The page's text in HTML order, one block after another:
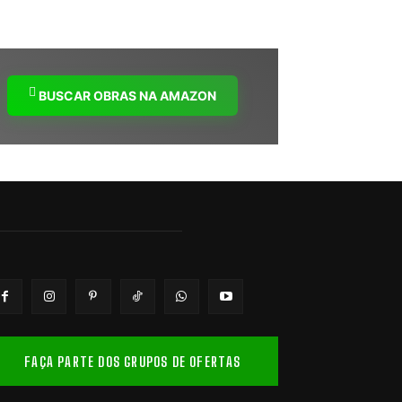
BUSCAR OBRAS NA AMAZON
FAÇA PARTE DOS GRUPOS DE OFERTAS